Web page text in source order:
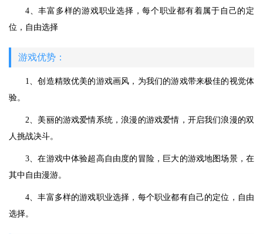
4、丰富多样的游戏职业选择，每个职业都有着属于自己的定
位，自由选择
游戏优势：
1、创造精致优美的游戏画风，为我们的游戏带来极佳的视觉体
验。
2、美丽的游戏爱情系统，浪漫的游戏爱情，开启我们浪漫的双
人挑战决斗。
3、在游戏中体验超高自由度的冒险，巨大的游戏地图场景，在
其中自由漫游。
4、丰富多样的游戏职业选择，每个职业都有自己的定位，自由
选择。